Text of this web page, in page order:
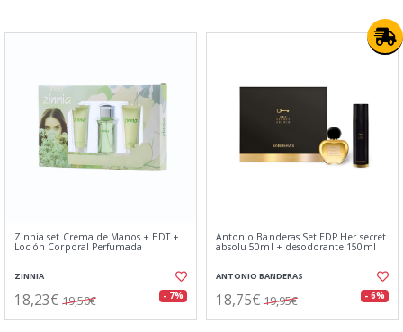
Zinnia set Crema de Manos + EDT +
Loción Corporal Perfumada
ZINNIA
18,23€ 19,50€ - 7%
Antonio Banderas Set EDP Her secret
absolu 50ml + desodorante 150ml
ANTONIO BANDERAS
18,75€ 19,95€ - 6%